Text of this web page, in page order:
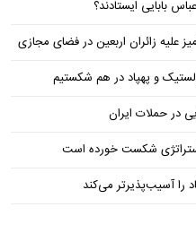
بابایی ایستادند؟
علیه زائران اربعین در فضای مجازی
و پهپاد در هم شکستیم
شکست خورده است
را آسیب‌پذیرتر می‌کند